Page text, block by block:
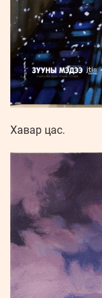
Хавар цас.